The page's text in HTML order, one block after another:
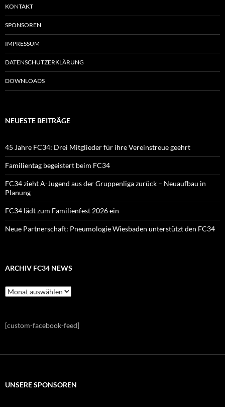
KONTAKT
SPONSOREN
IMPRESSUM
DATENSCHUTZERKLÄRUNG
DOWNLOADS
NEUESTE BEITRÄGE
45 Jahre FC34: Drei Mitglieder für ihre Vereinstreue geehrt
Familientag begeistert beim FC34
FC34 zieht A-Jugend aus der Gruppenliga zurück – Neuaufbau in
Planung
FC34 lädt zum Familienfest 2026 ein
Neue Partnerschaft: Pneumologie Wiesbaden unterstützt den FC34
ARCHIV FC34 NEWS
Archiv
FC34
[custom-facebook-feed]
UNSERE SPONSOREN